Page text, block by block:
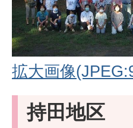
拡大画像
持田地区